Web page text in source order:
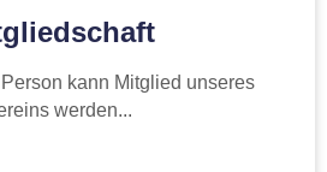
kann Mitglied unseres
werden...